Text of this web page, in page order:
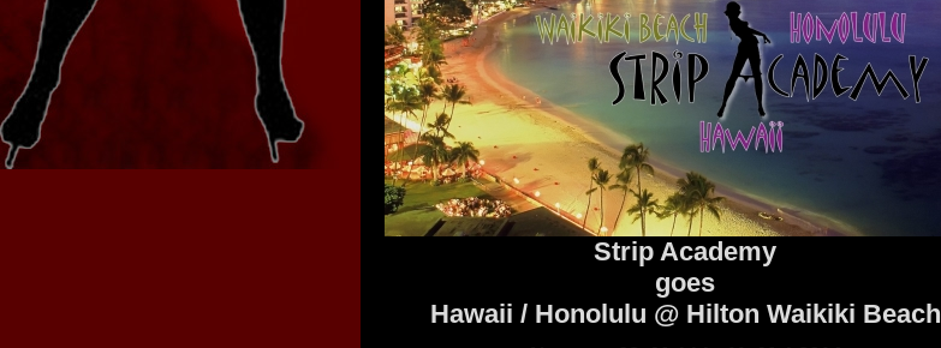
Strip Academy
goes
Hawaii / Honolulu @ Hilton Waikiki Beach